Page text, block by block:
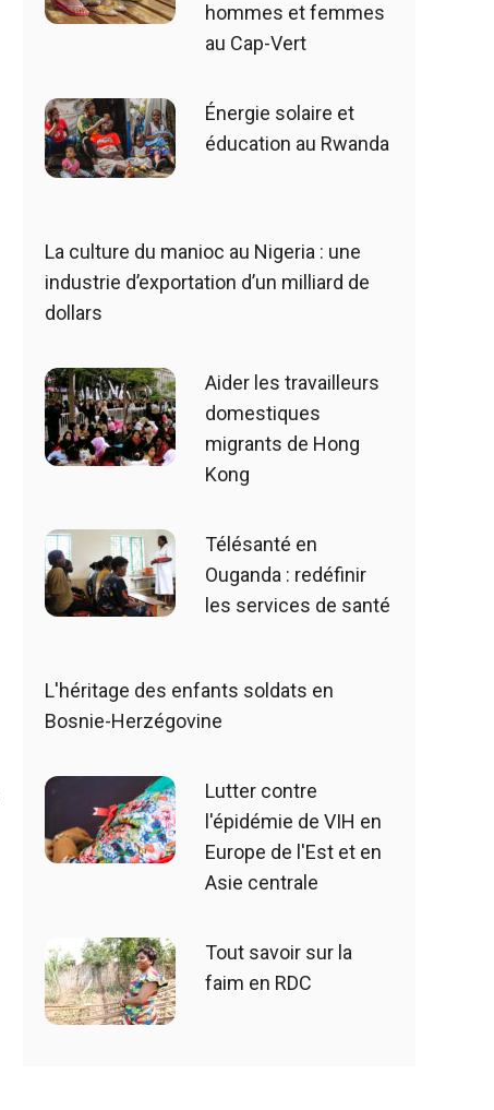
hommes et femmes
au Cap-Vert
Énergie solaire et
éducation au Rwanda
La culture du manioc au Nigeria : une
industrie d’exportation d’un milliard de
dollars
Aider les travailleurs
domestiques
migrants de Hong
Kong
Télésanté en
Ouganda : redéfinir
les services de santé
L'héritage des enfants soldats en
Bosnie-Herzégovine
Lutter contre
l'épidémie de VIH en
Europe de l'Est et en
Asie centrale
Tout savoir sur la
faim en RDC